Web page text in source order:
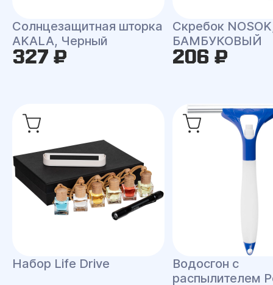
Солнцезащитная шторка
AKALA, Черный
327 ₽
Скребок
БАМБУКОВЫЙ
206 ₽
Набор Life Drive
Водосгон с
распылителем